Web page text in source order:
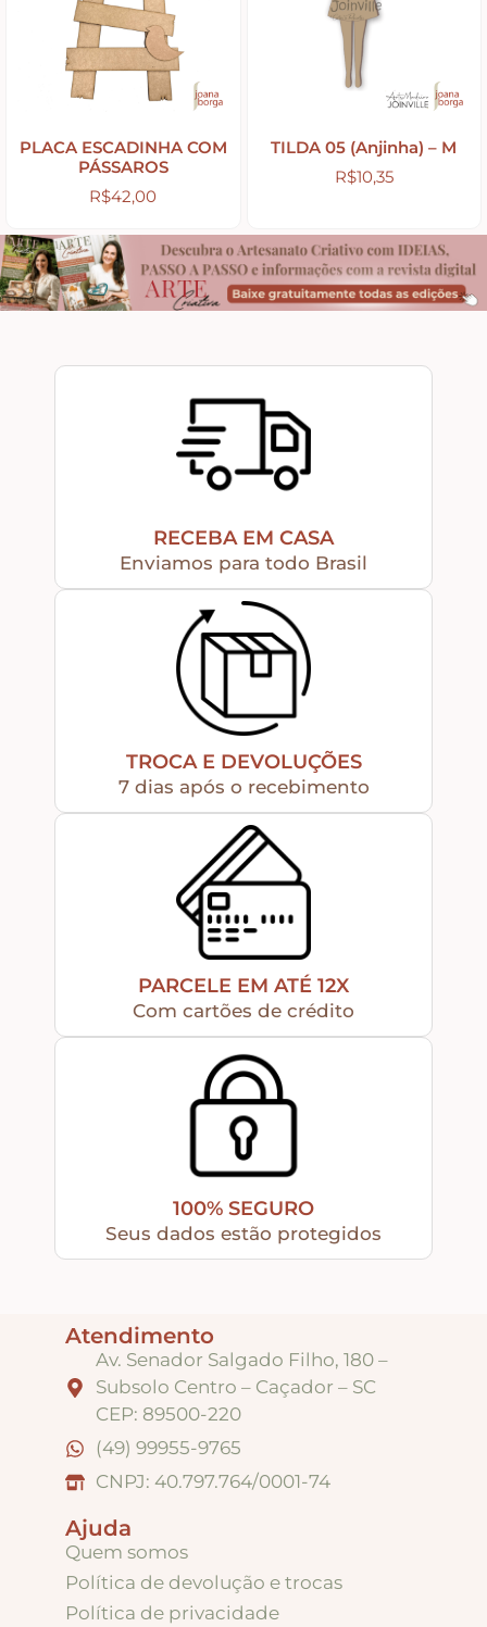
Tintas
Envelhecedores
Colas
Ferragens
Puxadores e Fechos
Dobradiças – Ganchos – Diversos
PLACA ESCADINHA COM
PÁSSAROS
R$42,00
TILDA 05 (Anjinha) – M
R$10,35
RECEBA EM CASA
Enviamos para todo Brasil
TROCA E DEVOLUÇÕES
7 dias após o recebimento
PARCELE EM ATÉ 12X
Com cartões de crédito
100% SEGURO
Seus dados estão protegidos
Atendimento
Av. Senador Salgado Filho, 180 –
Subsolo Centro – Caçador – SC
CEP: 89500-220
(49) 99955-9765
CNPJ: 40.797.764/0001-74
Ajuda
Quem somos
Política de devolução e trocas
Política de privacidade